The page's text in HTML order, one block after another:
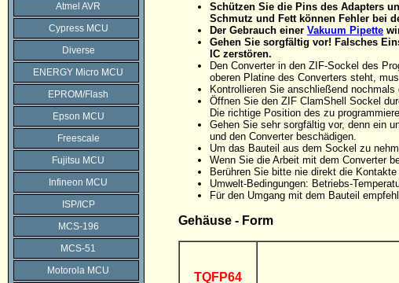
Atmel AVR
Cypress MCU
Diverse
ENERGY Micro MCU
EPROM/Flash
Epson MCU
Freescale
Fujitsu MCU
Infineon MCU
ISP/ICP
MCS-196
MCS-51
Motorola MCU
Schützen Sie die Pins des Adapters
Schmutz und Fett können Fehler bei
Der Gebrauch einer Vakuum Pipette
Gehen Sie sorgfältig vor! Falsches
IC zerstören.
Den Converter in den ZIF-Sockel des
oberen Platine des Converters steht,
Kontrollieren Sie anschließend
Öffnen Sie den ZIF ClamShell Sockel
Die richtige Position des zu
Gehen Sie sehr sorgfältig vor, denn ein
und den Converter beschädigen.
Um das Bauteil aus dem Sockel zu
Wenn Sie die Arbeit mit dem Converter
Berühren Sie bitte nie direkt die
Umwelt-Bedingungen: Betriebs-
Für den Umgang mit dem Bauteil
Gehäuse - Form
TQFP64